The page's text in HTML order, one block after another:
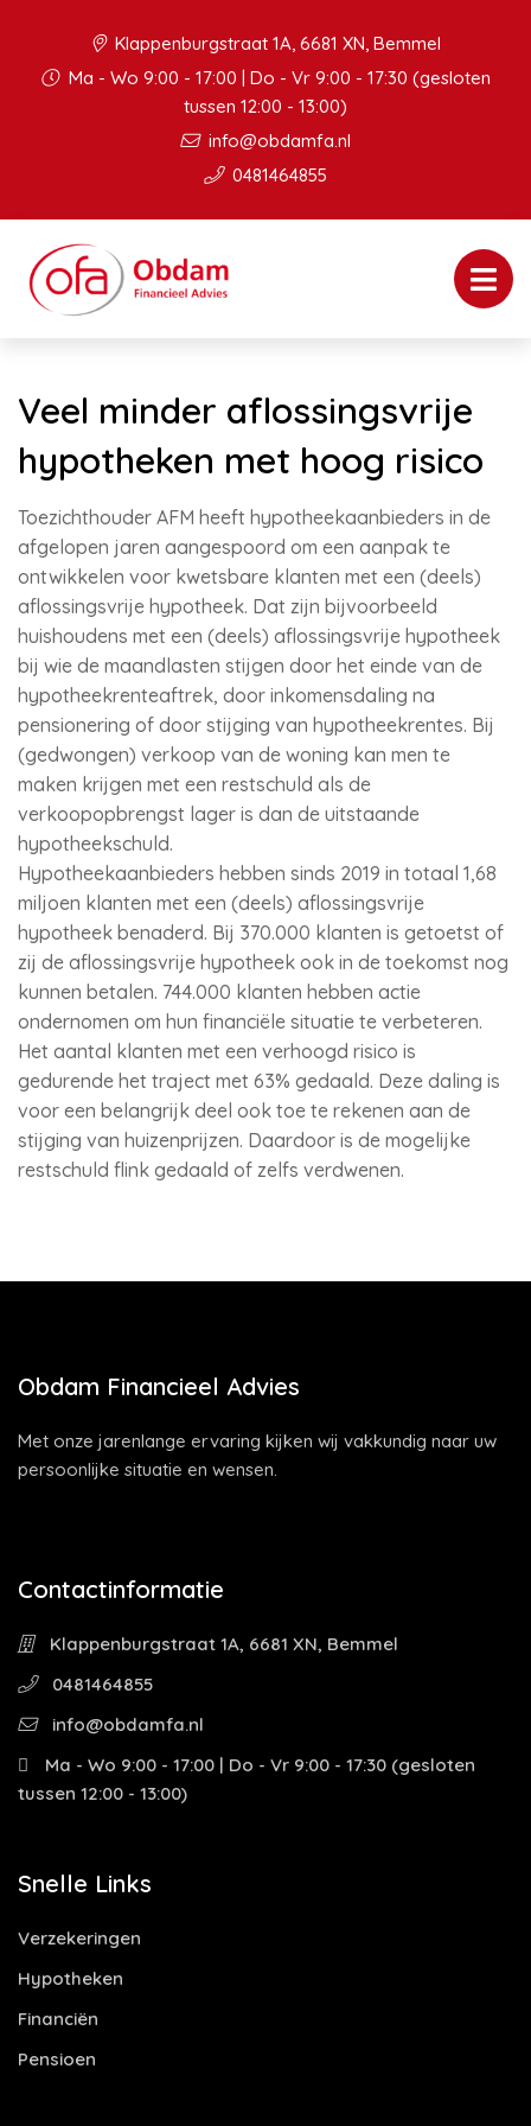
Klappenburgstraat 1A, 6681 XN, Bemmel
Ma - Wo 9:00 - 17:00 | Do - Vr 9:00 - 17:30 (gesloten
tussen 12:00 - 13:00)
info@obdamfa.nl
0481464855
Veel minder aflossingsvrije
hypotheken met hoog risico
Toezichthouder AFM heeft hypotheekaanbieders in de
afgelopen jaren aangespoord om een aanpak te
ontwikkelen voor kwetsbare klanten met een (deels)
aflossingsvrije hypotheek. Dat zijn bijvoorbeeld
huishoudens met een (deels) aflossingsvrije hypotheek
bij wie de maandlasten stijgen door het einde van de
hypotheekrenteaftrek, door inkomensdaling na
pensionering of door stijging van hypotheekrentes. Bij
(gedwongen) verkoop van de woning kan men te
maken krijgen met een restschuld als de
verkoopopbrengst lager is dan de uitstaande
hypotheekschuld.
Hypotheekaanbieders hebben sinds 2019 in totaal 1,68
miljoen klanten met een (deels) aflossingsvrije
hypotheek benaderd. Bij 370.000 klanten is getoetst of
zij de aflossingsvrije hypotheek ook in de toekomst nog
kunnen betalen. 744.000 klanten hebben actie
ondernomen om hun financiële situatie te verbeteren.
Het aantal klanten met een verhoogd risico is
gedurende het traject met 63% gedaald. Deze daling is
voor een belangrijk deel ook toe te rekenen aan de
stijging van huizenprijzen. Daardoor is de mogelijke
restschuld flink gedaald of zelfs verdwenen.
Obdam Financieel Advies
Met onze jarenlange ervaring kijken wij vakkundig naar uw
persoonlijke situatie en wensen.
Contactinformatie
Klappenburgstraat 1A, 6681 XN, Bemmel
0481464855
info@obdamfa.nl
Ma - Wo 9:00 - 17:00 | Do - Vr 9:00 - 17:30 (gesloten
tussen 12:00 - 13:00)
Snelle Links
Verzekeringen
Hypotheken
Financiën
Pensioen